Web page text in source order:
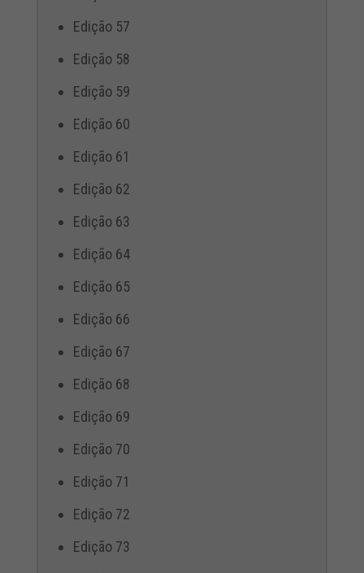
Edição 57
Edição 58
Edição 59
Edição 60
Edição 61
Edição 62
Edição 63
Edição 64
Edição 65
Edição 66
Edição 67
Edição 68
Edição 69
Edição 70
Edição 71
Edição 72
Edição 73